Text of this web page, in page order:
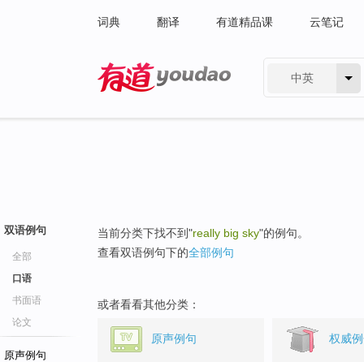
词典 翻译 有道精品课 云笔记
中英
双语例句
全部
口语
书面语
论文
原声例句
当前分类下找不到"really big sky"的例句。
查看双语例句下的全部例句
或者看看其他分类：
原声例句 权威